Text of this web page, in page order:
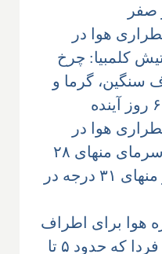
هوا در
کلمبیا: چرخ
سنگین، گرما و
هوا در
تورنتو و اطراف: سرمای منهای ۲۸
درجه در امشب و منهای ۳۱ درجه در
هوا برای اطراف
تورنتو در امروز و فردا که حدود ۵ تا